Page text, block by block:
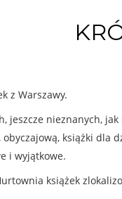
z Warszawy.
jeszcze nieznanych,
książki dla
i wyjątkowe.
książek